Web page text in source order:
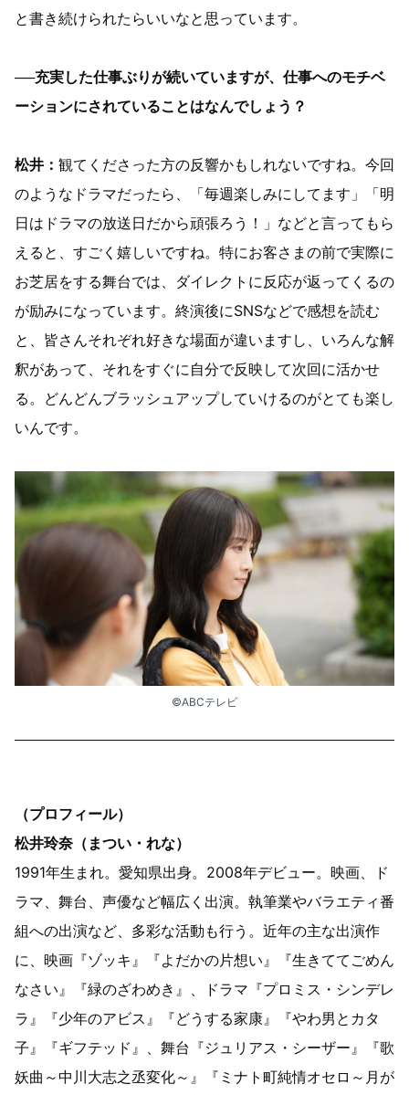
と書き続けられたらいいなと思っています。
──充実した仕事ぶりが続いていますが、仕事へのモチベ
ーションにされていることはなんでしょう？
松井： 観てくださった方の反響かもしれないですね。今回
のようなドラマだったら、「毎週楽しみにしてます」「明
日はドラマの放送日だから頑張ろう！」などと言ってもら
えると、すごく嬉しいですね。特にお客さまの前で実際に
お芝居をする舞台では、ダイレクトに反応が返ってくるの
が励みになっています。終演後にSNSなどで感想を読む
と、皆さんそれぞれ好きな場面が違いますし、いろんな解
釈があって、それをすぐに自分で反映して次回に活かせ
る。どんどんブラッシュアップしていけるのがとても楽し
いんです。
©ABCテレビ
（プロフィール）
松井玲奈（まつい・れな）
1991年生まれ。愛知県出身。2008年デビュー。映画、ド
ラマ、舞台、声優など幅広く出演。執筆業やバラエティ番
組への出演など、多彩な活動も行う。近年の主な出演作
に、映画『ゾッキ』『よだかの片想い』『生きててごめん
なさい』『緑のざわめき』、ドラマ『プロミス・シンデレ
ラ』『少年のアビス』『どうする家康』『やわ男とカタ
子』『ギフテッド』、舞台『ジュリアス・シーザー』『歌
妖曲～中川大志之丞変化～』『ミナト町純情オセロ～月が